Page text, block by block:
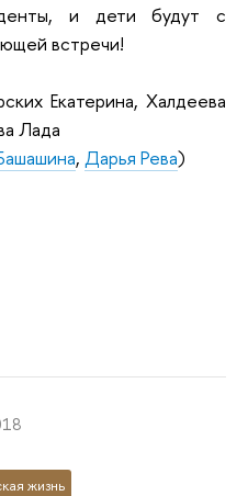
и дети будут с
встречи!
Екатерина, Халдеева
Лада
, Дарья Рева)
жизнь